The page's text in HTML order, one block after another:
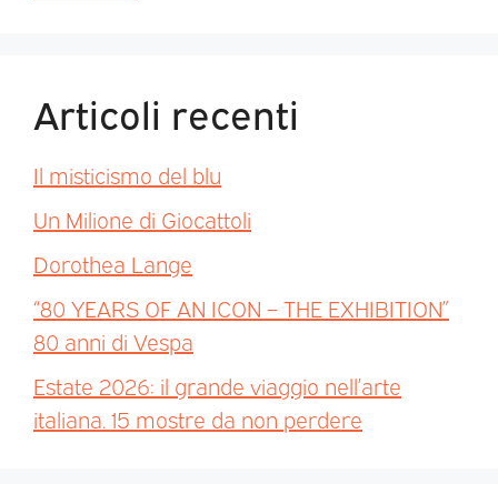
Articoli recenti
Il misticismo del blu
Un Milione di Giocattoli
Dorothea Lange
“80 YEARS OF AN ICON – THE EXHIBITION”
80 anni di Vespa
Estate 2026: il grande viaggio nell’arte
italiana. 15 mostre da non perdere